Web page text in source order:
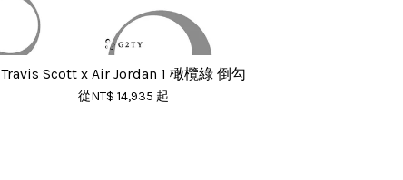
Travis Scott x Air Jordan 1 橄欖綠 倒勾
從NT$ 14,935 起